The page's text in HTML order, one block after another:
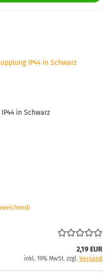
in Schwarz
2,19 EUR
inkl. 19% MwSt. zzgl. Versand